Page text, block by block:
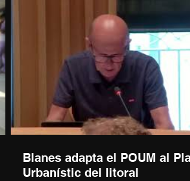
Blanes adapta el POUM al
Urbanístic del litoral